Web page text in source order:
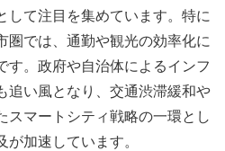
して注目を集めています。特に
圏では、通勤や観光の効率化に
す。政府や自治体によるインフ
追い風となり、交通渋滞緩和や
スマートシティ戦略の一環とし
加速しています。